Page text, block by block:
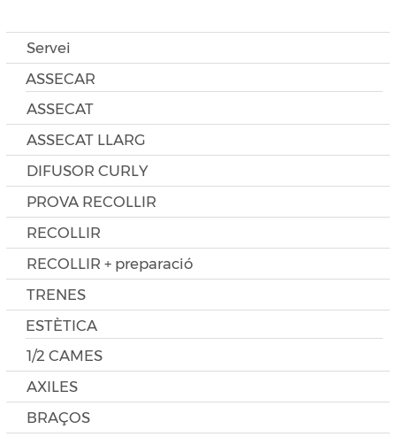
Servei
ASSECAR
ASSECAT
ASSECAT LLARG
DIFUSOR CURLY
PROVA RECOLLIR
RECOLLIR
RECOLLIR + preparació
TRENES
ESTÈTICA
1/2 CAMES
AXILES
BRAÇOS